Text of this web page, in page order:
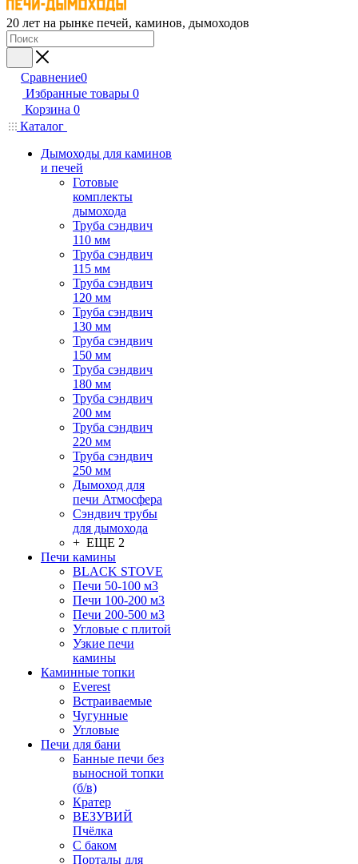
20 лет на рынке печей, каминов, дымоходов
Сравнение0
Избранные товары 0
Корзина 0
Каталог
Дымоходы для каминов
и печей
Готовые
комплекты
дымохода
Труба сэндвич
110 мм
Труба сэндвич
115 мм
Труба сэндвич
120 мм
Труба сэндвич
130 мм
Труба сэндвич
150 мм
Труба сэндвич
180 мм
Труба сэндвич
200 мм
Труба сэндвич
220 мм
Труба сэндвич
250 мм
Дымоход для
печи Атмосфера
Сэндвич трубы
для дымохода
+ ЕЩЕ 2
Печи камины
BLACK STOVE
Печи 50-100 м3
Печи 100-200 м3
Печи 200-500 м3
Угловые с плитой
Узкие печи
камины
Каминные топки
Everest
Встраиваемые
Чугунные
Угловые
Печи для бани
Банные печи без
выносной топки
(б/в)
Кратер
ВЕЗУВИЙ
Пчёлка
С баком
Порталы для